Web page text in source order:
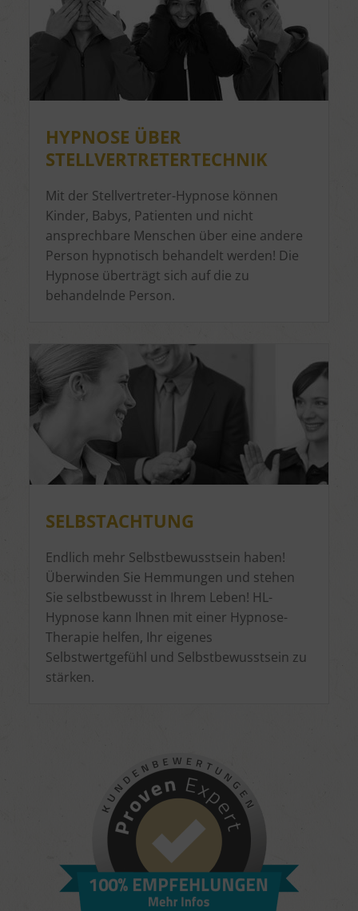
HYPNOSE ÜBER
STELLVERTRETERTECHNIK
Mit der Stellvertreter-Hypnose können
Kinder, Babys, Patienten und nicht
ansprechbare Menschen über eine andere
Person hypnotisch behandelt werden! Die
Hypnose überträgt sich auf die zu
behandelnde Person.
SELBSTACHTUNG
Endlich mehr Selbstbewusstsein haben!
Überwinden Sie Hemmungen und stehen
Sie selbstbewusst in Ihrem Leben! HL-
Hypnose kann Ihnen mit einer Hypnose-
Therapie helfen, Ihr eigenes
Selbstwertgefühl und Selbstbewusstsein zu
stärken.